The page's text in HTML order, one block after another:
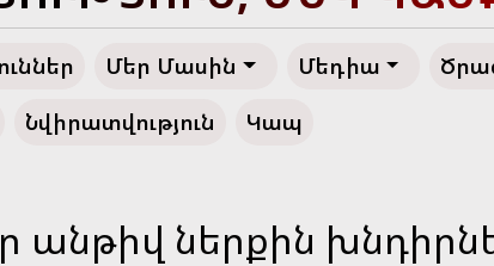
Մեր Մասին Մեդիա
Նվիրատվություն Կապ
ներքին